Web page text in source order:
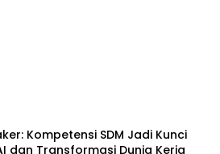
Kompetensi SDM Jadi Kunci
dan Transformasi Dunia Kerja